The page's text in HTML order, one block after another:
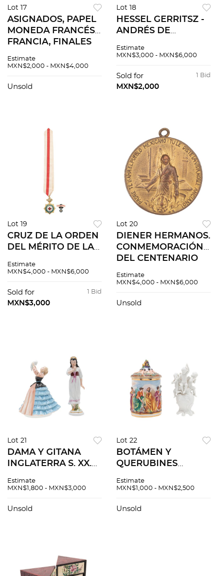
Lot 17
ASIGNADOS, PAPEL
MONEDA FRANCÉS.
FRANCIA, FINALES
livres / 25 Sols. / 5
Estimate
MXN$2,000 - MXN$4,000
Unsold
Lot 18
HESSEL GERRITSZ -
ANDRÉS DE
HISPANIAE.
1638. Mapa grabado,
35.5 x 49 cm
Estimate
MXN$3,000 - MXN$6,000
1 Bid
Sold for
MXN$2,000
Lot 19
CRUZ DE LA ORDEN
DEL MÉRITO DE LA
ESPAÑOLA ESPAÑA,
metal dorado,
incluye miniatura. 2
Estimate
MXN$4,000 - MXN$6,000
1 Bid
Sold for
MXN$3,000
Lot 20
DIENER HERMANOS.
CONMEMORACIÓN
DEL CENTENARIO
INDEPENDENCIA
en bronce dorado, 32
Estimate
MXN$4,000 - MXN$6,000
Unsold
Lot 21
DAMA Y GITANA
INGLATERRA S. XX.
policromada
Doulton y Royal Dux
Estimate
MXN$1,800 - MXN$3,000
Unsold
Lot 22
BOTÁMEN Y
QUERUBINES
S XX En porcelana
Biscuit Sellados
Estimate
MXN$1,000 - MXN$2,500
Unsold